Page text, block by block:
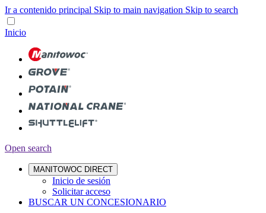
Ir a contenido principal Skip to main navigation Skip to search
Inicio
Open search
MANITOWOC DIRECT
Inicio de sesión
Solicitar acceso
BUSCAR UN CONCESIONARIO